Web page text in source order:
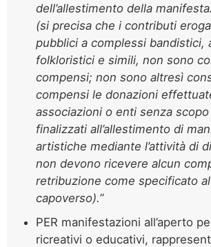
dell’allestimento della
(si precisa che i contributi
pubblici a complessi bandistici,
folkloristici e simili, non sono
compensi; non sono altresì
compensi le donazioni
associazioni o enti senza
finalizzati all’allestimento di
artistiche mediante l’attività di
non devono ricevere alcun
retribuzione come specificato
capoverso).”
PER manifestazioni all’aperto
ricreativi o educativi,